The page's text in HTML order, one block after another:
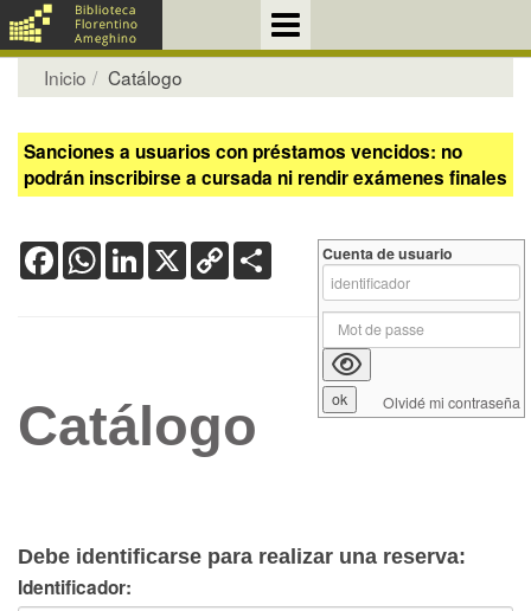
Inicio Catálogo
Sanciones a usuarios con préstamos vencidos: no
podrán inscribirse a cursada ni rendir exámenes finales
FacebookWhatsApp
LinkedIn
X Copy
Link
Catálogo
Debe identificarse para realizar una reserva:
Identificador:
Cuenta de usuario
Olvidé mi contraseña